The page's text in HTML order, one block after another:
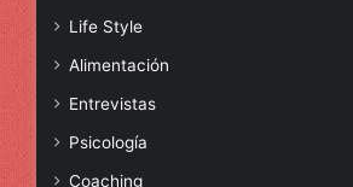
Life Style
Alimentación
Entrevistas
Psicología
Coaching